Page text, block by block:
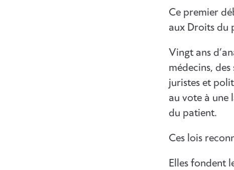
Ce premier
aux Droits du
Vingt ans
médecins,
juristes et
au vote à une
du patient.
Ces lois
Elles fondent